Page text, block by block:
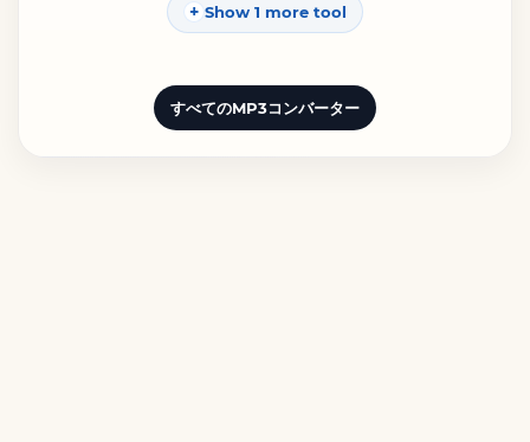
Show 1 more tool
すべてのMP3コンバーター